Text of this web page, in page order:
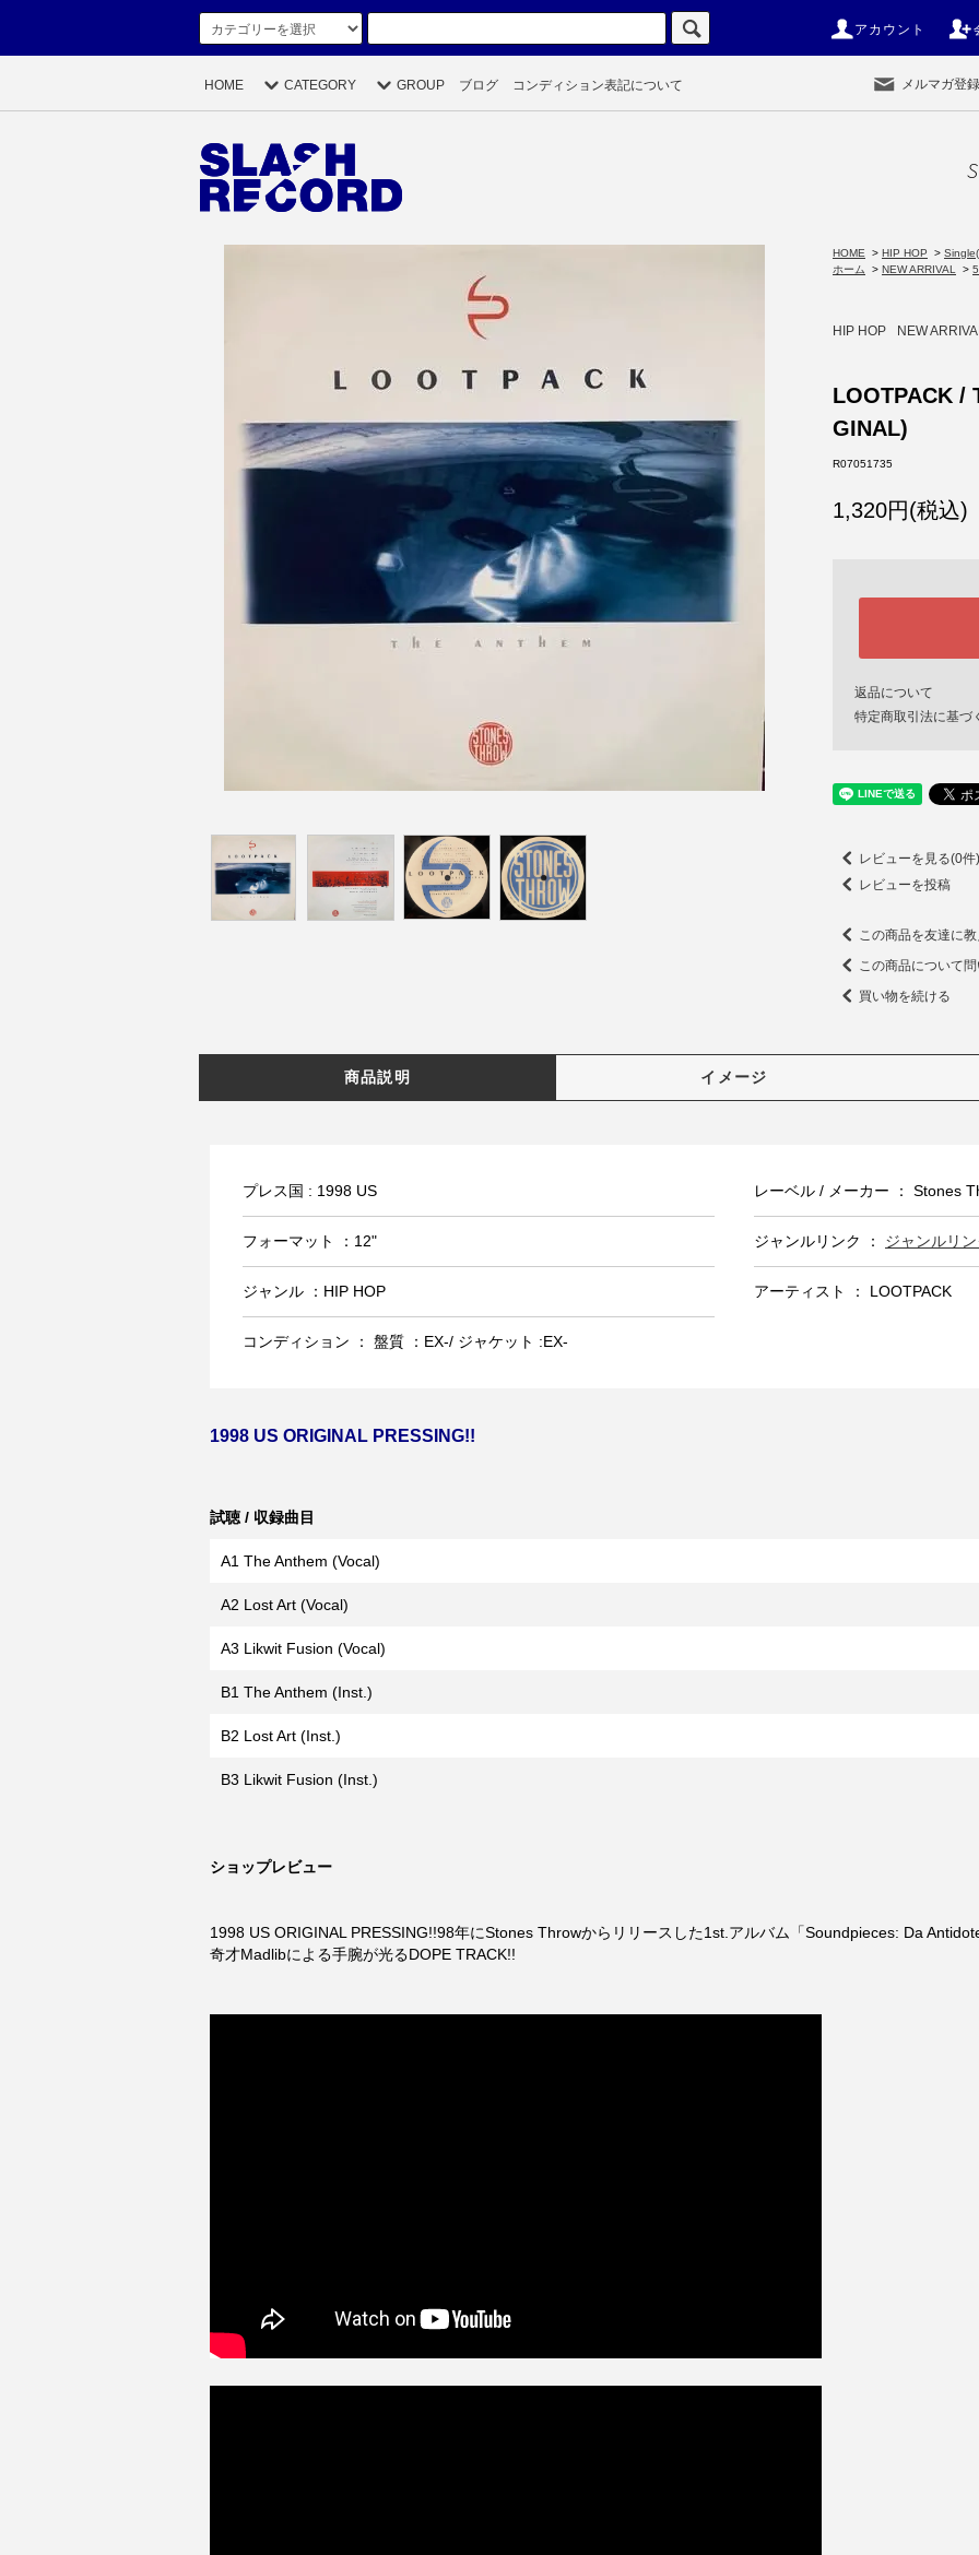
アカウント
HOME CATEGORY GROUP ブログ コンディション表記について メルマガ登
HOME > HIP HOP >
ホーム
> NEW ARRIVAL >
HIP HOP NEW
LOOTPACK /
GINAL)
R07051735
1,320円(税込)
返品について
特定商取引法に基づ
レビューを見る(0件)
レビューを投稿
この商品を友達に
この商品について
買い物を続ける
商品説明 イメージ
プレス国 : 1998 US
フォーマット ：12"
ジャンル ：HIP HOP
コンディション ： 盤質 ：EX-/ ジャケット :EX-
レーベル / メーカー ： Stones
ジャンルリンク ： ジャンルリ
アーティスト ： LOOTPACK
1998 US ORIGINAL PRESSING!!
試聴 / 収録曲目
A1 The Anthem (Vocal)
A2 Lost Art (Vocal)
A3 Likwit Fusion (Vocal)
B1 The Anthem (Inst.)
B2 Lost Art (Inst.)
B3 Likwit Fusion (Inst.)
ショップレビュー
1998 US ORIGINAL PRESSING!!98年にStones Throwからリリースした1st.アルバム「Soundpieces: Da
奇才Madlibによる手腕が光るDOPE TRACK!!